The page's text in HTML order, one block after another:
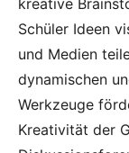
kreative
Schüler Ideen
und Medien
dynamischen
Werkzeuge
Kreativität der